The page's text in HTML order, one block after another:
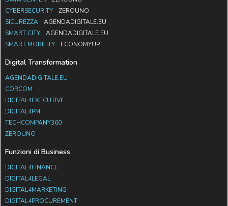
CYBERSECURITY
ZEROUNO
SICUREZZA
AGENDADIGITALE.EU
SMART CITY
AGENDADIGITALE.EU
SMART MOBILITY
ECONOMYUP
Digital Transformation
AGENDADIGITALE.EU
CORCOM
DIGITAL4EXECUTIVE
DIGITAL4PMI
TECHCOMPANY360
ZEROUNO
Funzioni di Business
DIGITAL4FINANCE
DIGITAL4LEGAL
DIGITAL4MARKETING
DIGITAL4PROCUREMENT